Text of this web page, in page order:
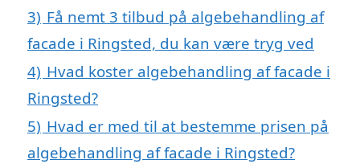
3) Få nemt 3 tilbud på algebehandling af
facade i Ringsted, du kan være tryg ved
4) Hvad koster algebehandling af facade i
Ringsted?
5) Hvad er med til at bestemme prisen på
algebehandling af facade i Ringsted?